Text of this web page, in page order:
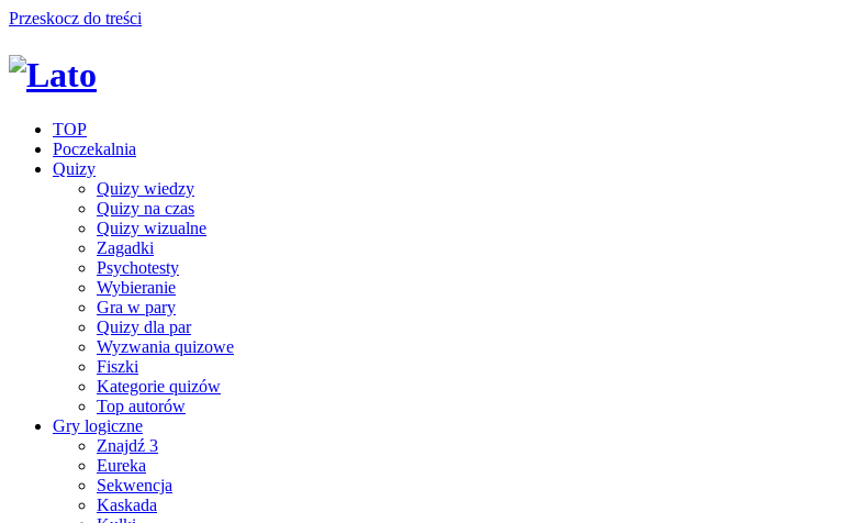
Przeskocz do treści
TOP
Poczekalnia
Quizy
Quizy wiedzy
Quizy na czas
Quizy wizualne
Zagadki
Psychotesty
Wybieranie
Gra w pary
Quizy dla par
Wyzwania quizowe
Fiszki
Kategorie quizów
Top autorów
Gry logiczne
Znajdź 3
Eureka
Sekwencja
Kaskada